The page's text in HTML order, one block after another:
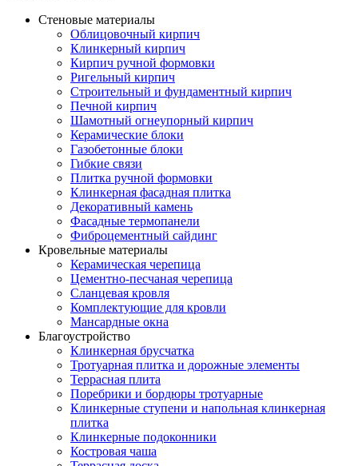
Стеновые материалы
Облицовочный кирпич
Клинкерный кирпич
Кирпич ручной формовки
Ригельный кирпич
Строительный и фундаментный кирпич
Печной кирпич
Шамотный огнеупорный кирпич
Керамические блоки
Газобетонные блоки
Гибкие связи
Плитка ручной формовки
Клинкерная фасадная плитка
Декоративный камень
Фасадные термопанели
Фиброцементный сайдинг
Кровельные материалы
Керамическая черепица
Цементно-песчаная черепица
Сланцевая кровля
Комплектующие для кровли
Мансардные окна
Благоустройство
Клинкерная брусчатка
Тротуарная плитка и дорожные элементы
Террасная плита
Поребрики и бордюры тротуарные
Клинкерные ступени и напольная клинкерная
плитка
Клинкерные подоконники
Костровая чаша